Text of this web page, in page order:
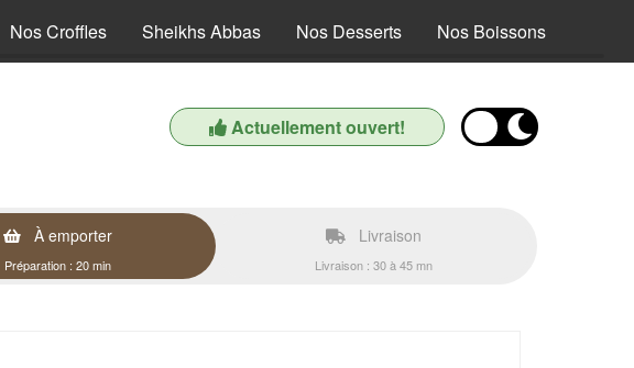
Nos Croffles Sheikhs Abbas Nos Desserts Nos Boissons
Actuellement ouvert!
À emporter
Préparation : 20 min
Livraison
Livraison : 30 à 45 mn